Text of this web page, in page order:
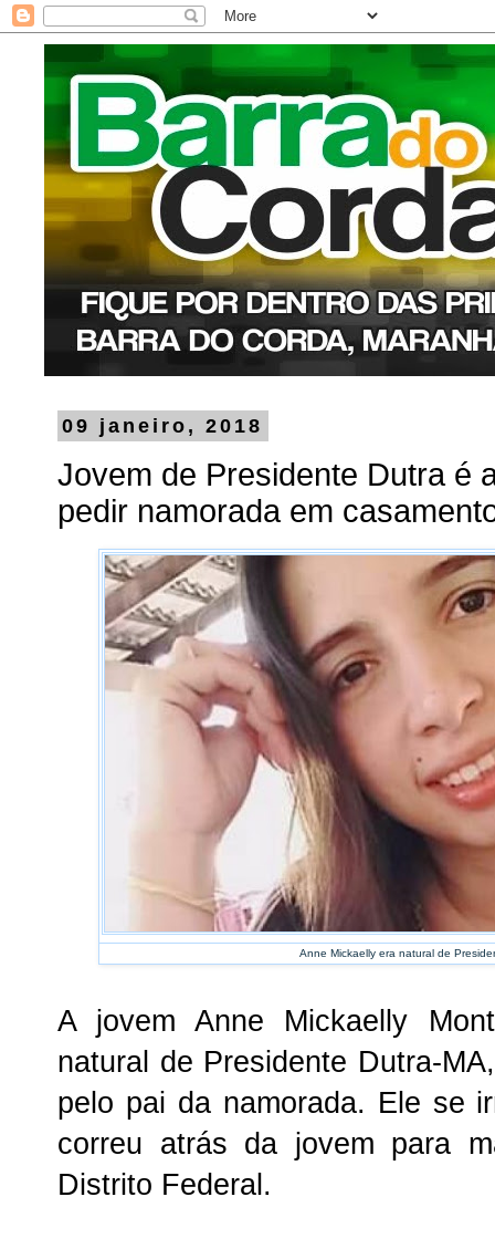
09 janeiro, 2018
Jovem de Presidente Dutra é
pedir namorada em
Anne Mickaelly era natural de
A jovem Anne Mickaelly
natural de Presidente Dutra-
pelo pai da namorada. Ele se
correu atrás da jovem para
Distrito Federal.